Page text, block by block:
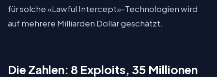
für solche «Lawful Intercept»-Technologien wird
auf mehrere Milliarden Dollar geschätzt.
Die Zahlen: 8 Exploits, 35 Millionen